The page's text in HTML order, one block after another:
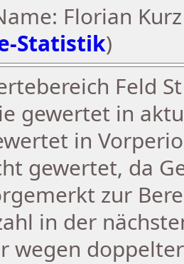
Florian
Statistik)
Feld
gewertet in
in
gewertet, da
zur
in der
wegen